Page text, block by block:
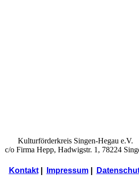
Kulturförderkreis Singen-Hegau e.V.
c/o Firma Hepp, Hadwigstr. 1, 78224
Kontakt| Impressum|